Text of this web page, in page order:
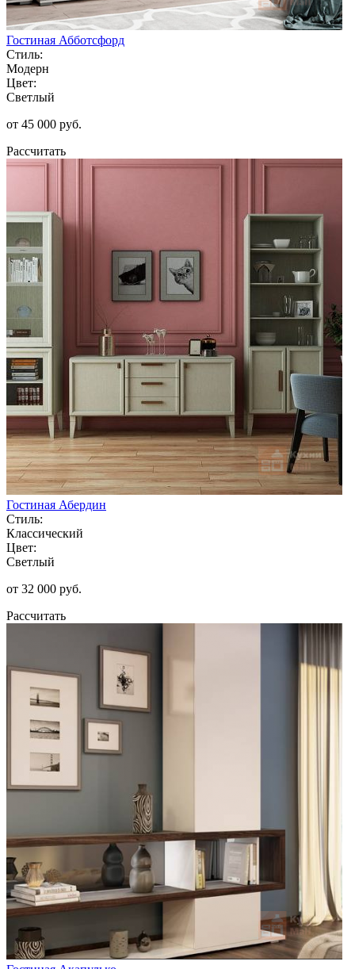
Гостиная Абботсфорд
Стиль:
Модерн
Цвет:
Светлый
от 45 000 руб.
Рассчитать
Гостиная Абердин
Стиль:
Классический
Цвет:
Светлый
от 32 000 руб.
Рассчитать